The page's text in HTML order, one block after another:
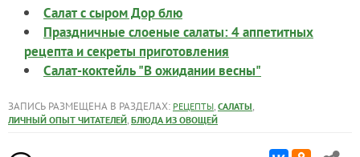
Салат с сыром Дор блю
Праздничные слоеные салаты: 4 аппетитных
рецепта и секреты приготовления
Салат-коктейль "В ожидании весны"
ЗАПИСЬ РАЗМЕЩЕНА В РАЗДЕЛАХ: РЕЦЕПТЫ, САЛАТЫ,
ЛИЧНЫЙ ОПЫТ ЧИТАТЕЛЕЙ, БЛЮДА ИЗ ОВОЩЕЙ